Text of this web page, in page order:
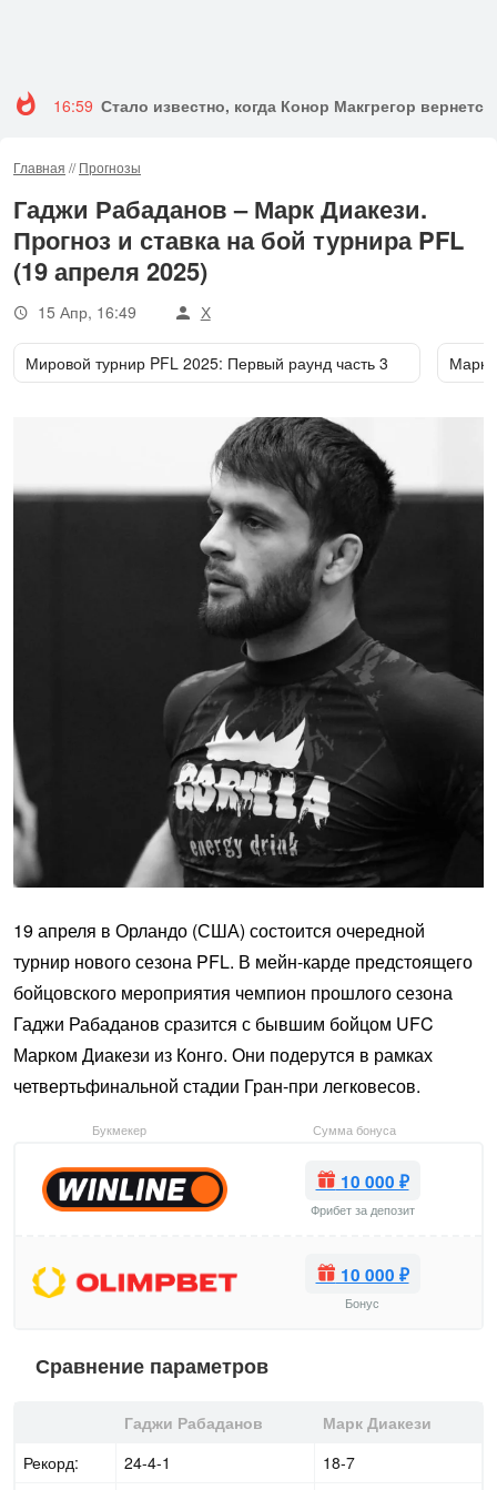
16:59 Стало известно, когда Конор Макгрегор вернется
Главная //Прогнозы
Гаджи Рабаданов – Марк Диакези.
Прогноз и ставка на бой турнира PFL
(19 апреля 2025)
15 Апр, 16:49 Х
Мировой турнир PFL 2025: Первый раунд часть 3 Марк
19 апреля в Орландо (США) состоится очередной
турнир нового сезона PFL. В мейн-карде предстоящего
бойцовского мероприятия чемпион прошлого сезона
Гаджи Рабаданов сразится с бывшим бойцом UFC
Марком Диакези из Конго. Они подерутся в рамках
четвертьфинальной стадии Гран-при легковесов.
Букмекер Сумма бонуса
10 000 ₽
Фрибет за депозит
10 000 ₽
Бонус
Сравнение параметров
Гаджи Рабаданов
Марк Диакези
Рекорд:
24-4-1
18-7